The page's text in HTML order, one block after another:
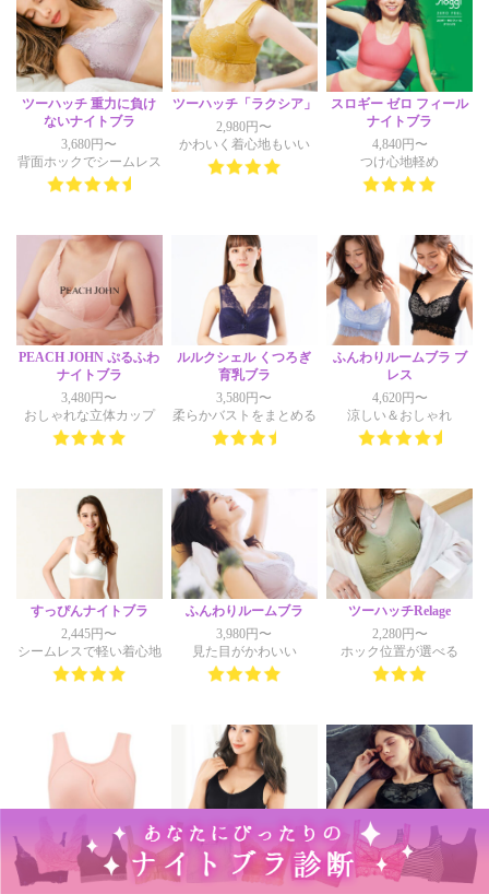
ツーハッチ 重力に負け
ないナイトブラ
3,680円〜
背面ホックでシームレス
ツーハッチ「ラクシア」
2,980円〜
かわいく着心地もいい
スロギー ゼロ フィール
ナイトブラ
4,840円〜
つけ心地軽め
PEACH JOHN ぷるふわ
ナイトブラ
3,480円〜
おしゃれな立体カップ
ルルクシェル くつろぎ
育乳ブラ
3,580円〜
柔らかバストをまとめる
ふんわりルームブラ ブ
レス
4,620円〜
涼しい＆おしゃれ
すっぴんナイトブラ
2,445円〜
シームレスで軽い着心地
ふんわりルームブラ
3,980円〜
見た目がかわいい
ツーハッチRelage
2,280円〜
ホック位置が選べる
ブラデリスニューヨーク
4,104円〜
バストが寄る
ふわっとマシュマロブラ
3,980円〜
離れ乳におすすめ
ワコール『ナイトアップ
ブラ』レーシィタイプ